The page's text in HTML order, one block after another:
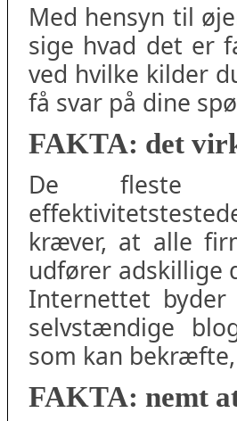
Med hensyn til
sige hvad det er
ved hvilke kilder
få svar på dine
FAKTA: det
De fleste
kræver, at alle
udfører adskillige
Internettet
selvstændige
som kan
FAKTA: nemt